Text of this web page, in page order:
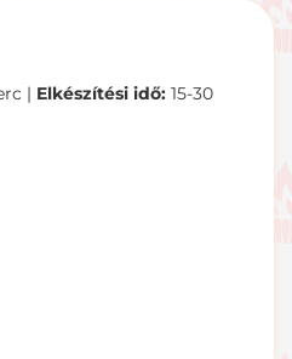
| Elkészítési idő: 15-30